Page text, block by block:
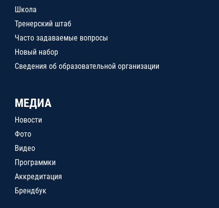
Школа
Тренерский штаб
Часто задаваемые вопросы
Новый набор
Сведения об образовательной организации
МЕДИА
Новости
Фото
Видео
Программки
Аккредитация
Брендбук